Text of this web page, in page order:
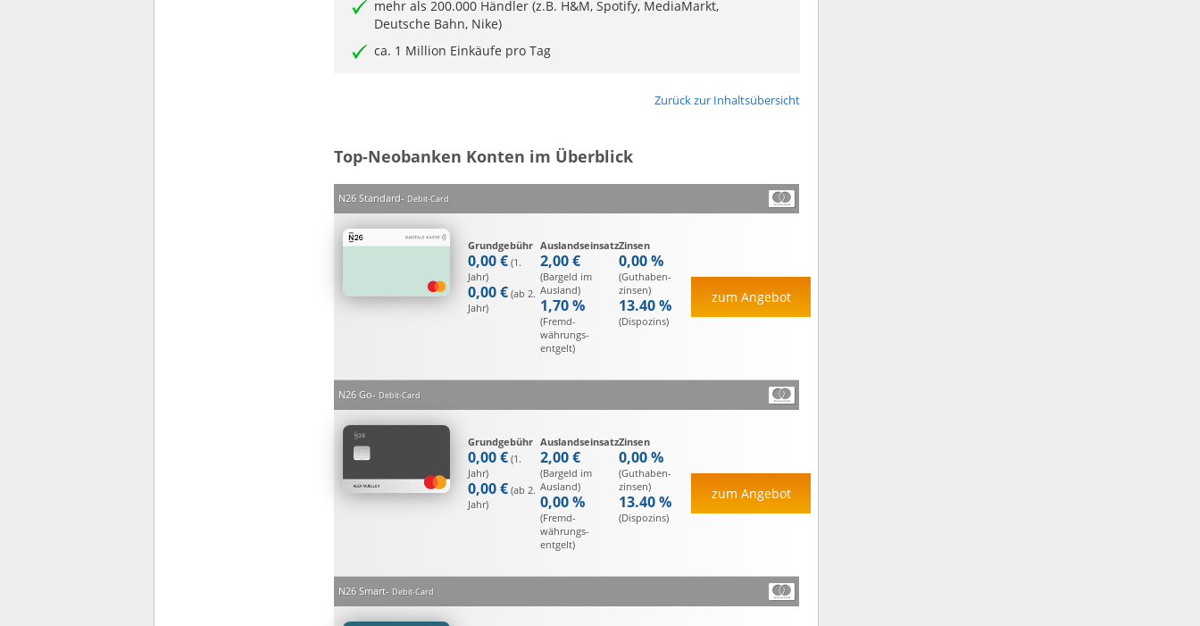
mehr als 200.000 Händler (z.B. H&M, Spotify, MediaMarkt,
Deutsche Bahn, Nike)
ca. 1 Million Einkäufe pro Tag
Zurück zur Inhaltsübersicht
Top-Neobanken Konten im Überblick
N26 Standard Debit-Card
Grundgebühr
0,00 € (1.
Jahr)
0,00 € (ab 2.
Jahr)
Auslandseinsatz
2,00 €
(Bargeld im
Ausland)
1,70 %
(Fremd­
währungs­
entgelt)
Zinsen
0,00 %
(Guthaben­
zinsen)
13.40 %
(Dispozins)
zum Angebot
N26 Go Debit-Card
Grundgebühr
0,00 € (1.
Jahr)
0,00 € (ab 2.
Jahr)
Auslandseinsatz
2,00 €
(Bargeld im
Ausland)
0,00 %
(Fremd­
währungs­
entgelt)
Zinsen
0,00 %
(Guthaben­
zinsen)
13.40 %
(Dispozins)
zum Angebot
N26 Smart Debit-Card